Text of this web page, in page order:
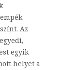
Az
egyik
helyet a